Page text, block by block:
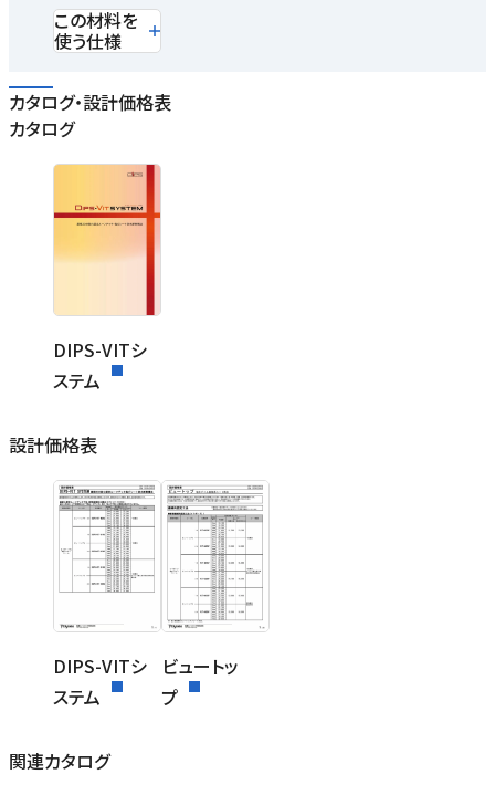
この材料を
使う仕様
カタログ・設計価格表
カタログ
DIPS-VITシ
ステム
設計価格表
DIPS-VITシ
ステム
ビュートッ
プ
関連カタログ